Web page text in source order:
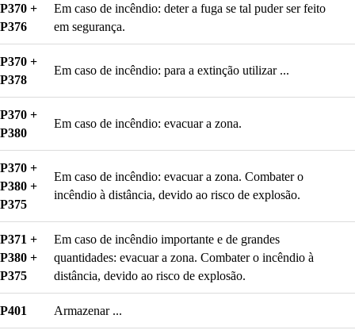
P370 +
P376
Em caso de incêndio: deter a fuga se tal puder ser feito
em segurança.
P370 +
P378
Em caso de incêndio: para a extinção utilizar ...
P370 +
P380
Em caso de incêndio: evacuar a zona.
P370 +
P380 +
P375
Em caso de incêndio: evacuar a zona. Combater o
incêndio à distância, devido ao risco de explosão.
P371 +
P380 +
P375
Em caso de incêndio importante e de grandes
quantidades: evacuar a zona. Combater o incêndio à
distância, devido ao risco de explosão.
P401 Armazenar ...